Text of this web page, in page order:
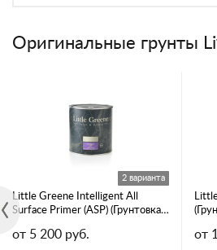
Оригинальные грунты
2 варианта
Little Greene Intelligent All
Surface Primer (ASP) (Грунтовка
от 5 200 руб. от